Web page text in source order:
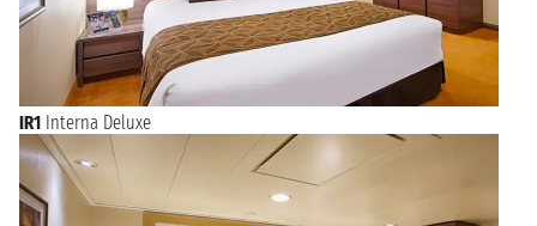
IR1 Interna Deluxe